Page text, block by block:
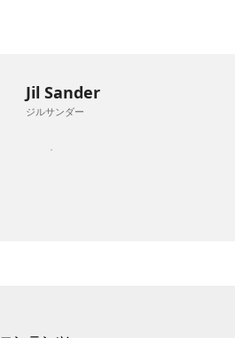
Jil Sander
ジルサンダー